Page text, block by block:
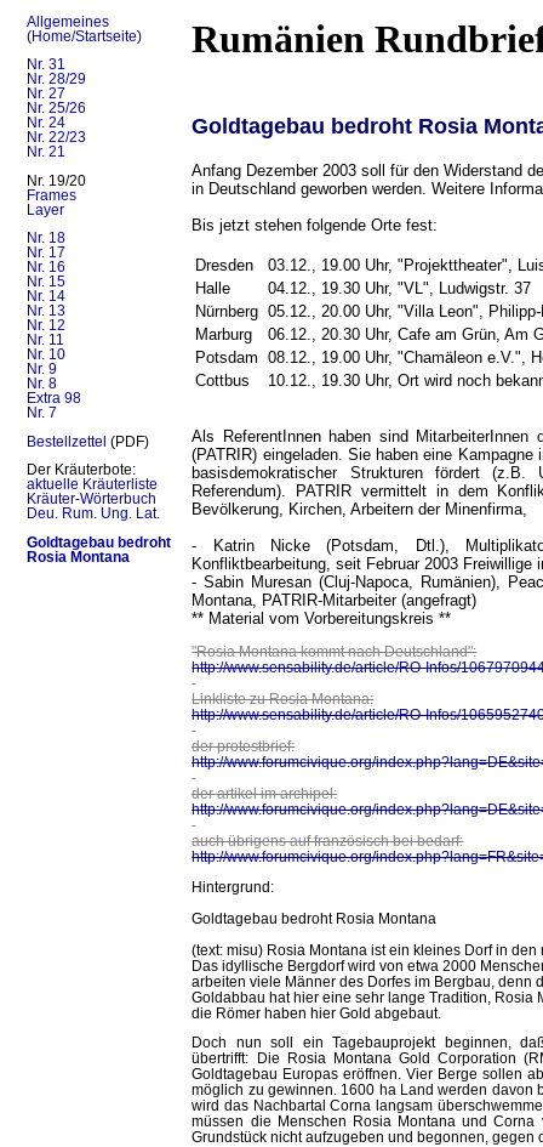
Allgemeines
(Home/Startseite)
Nr. 31
Nr. 28/29
Nr. 27
Nr. 25/26
Nr. 24
Nr. 22/23
Nr. 21
Nr. 19/20
Frames
Layer
Nr. 18
Nr. 17
Nr. 16
Nr. 15
Nr. 14
Nr. 13
Nr. 12
Nr. 11
Nr. 10
Nr. 9
Nr. 8
Extra 98
Nr. 7
Bestellzettel (PDF)
Der Kräuterbote:
aktuelle Kräuterliste
Kräuter-Wörterbuch
Deu. Rum. Ung. Lat.
Goldtagebau bedroht
Rosia Montana
Rumänien
Goldtagebau bedroht Rosia
Anfang Dezember 2003 soll für den Widerstand
in Deutschland geworben werden. Weitere
Bis jetzt stehen folgende Orte fest:
Dresden
03.12., 19.00 Uhr, "Projekttheater",
Halle
04.12., 19.30 Uhr, "VL", Ludwigstr. 37
Nürnberg 05.12., 20.00 Uhr, "Villa Leon",
Marburg
06.12., 20.30 Uhr, Cafe am Grün, Am
Potsdam 08.12., 19.00 Uhr, "Chamäleon e.V.",
Cottbus
10.12., 19.30 Uhr, Ort wird noch
Als ReferentInnen haben sind
(PATRIR) eingeladen. Sie haben eine
basisdemokratischer Strukturen fördert
Referendum). PATRIR vermittelt in dem
Bevölkerung, Kirchen, Arbeitern der Minenfirma,
- Katrin Nicke (Potsdam, Dtl.),
Konfliktbearbeitung, seit Februar 2003
- Sabin Muresan (Cluj-Napoca, Rumänien),
Montana, PATRIR-Mitarbeiter (angefragt)
** Material vom Vorbereitungskreis **
"Rosia Montana kommt nach Deutschland":
http://www.sensability.de/article/RO-Infos/
Linkliste zu Rosia Montana:
http://www.sensability.de/article/RO-Infos/
der protestbrief:
http://www.forumcivique.org/
der artikel im archipel:
http://www.forumcivique.org/
auch übrigens auf französisch bei bedarf:
http://www.forumcivique.org/
Hintergrund:
Goldtagebau bedroht Rosia Montana
(text: misu) Rosia Montana ist ein kleines Dorf in
Das idyllische Bergdorf wird von etwa 2000
arbeiten viele Männer des Dorfes im Bergbau, denn
Goldabbau hat hier eine sehr lange Tradition, Rosia
die Römer haben hier Gold abgebaut.
Doch nun soll ein Tagebauprojekt beginnen,
übertrifft: Die Rosia Montana Gold Corporation
Goldtagebau Europas eröffnen. Vier Berge sollen
möglich zu gewinnen. 1600 ha Land werden davon
wird das Nachbartal Corna langsam
müssen die Menschen Rosia Montana und
Grundstück nicht aufzugeben und begonnen, gegen